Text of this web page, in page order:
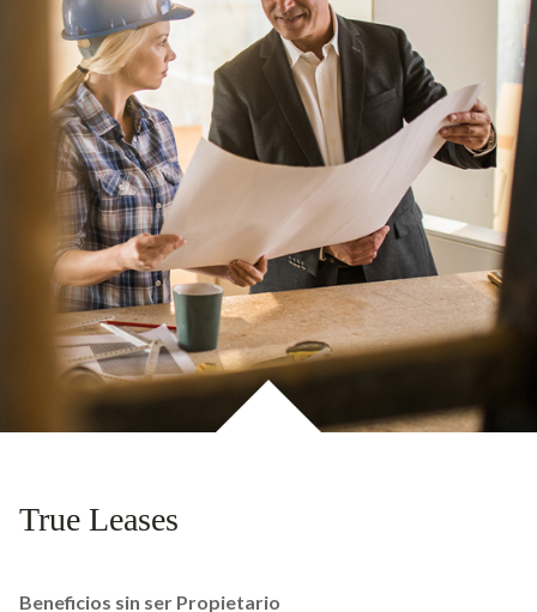
True Leases
Beneficios sin ser Propietario